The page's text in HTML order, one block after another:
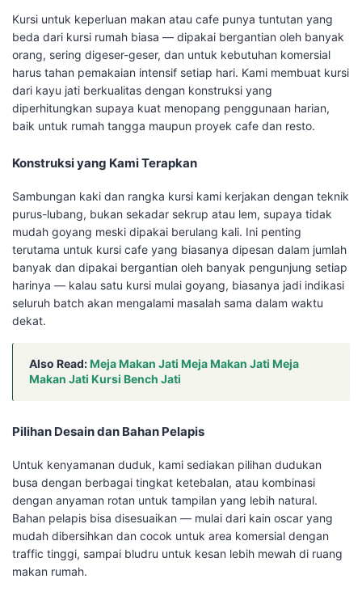
Kursi untuk keperluan makan atau cafe punya tuntutan yang
beda dari kursi rumah biasa — dipakai bergantian oleh banyak
orang, sering digeser-geser, dan untuk kebutuhan komersial
harus tahan pemakaian intensif setiap hari. Kami membuat kursi
dari kayu jati berkualitas dengan konstruksi yang
diperhitungkan supaya kuat menopang penggunaan harian,
baik untuk rumah tangga maupun proyek cafe dan resto.
Konstruksi yang Kami Terapkan
Sambungan kaki dan rangka kursi kami kerjakan dengan teknik
purus-lubang, bukan sekadar sekrup atau lem, supaya tidak
mudah goyang meski dipakai berulang kali. Ini penting
terutama untuk kursi cafe yang biasanya dipesan dalam jumlah
banyak dan dipakai bergantian oleh banyak pengunjung setiap
harinya — kalau satu kursi mulai goyang, biasanya jadi indikasi
seluruh batch akan mengalami masalah sama dalam waktu
dekat.
Also Read:Meja Makan Jati Meja Makan Jati Meja
Makan Jati Kursi Bench Jati
Pilihan Desain dan Bahan Pelapis
Untuk kenyamanan duduk, kami sediakan pilihan dudukan
busa dengan berbagai tingkat ketebalan, atau kombinasi
dengan anyaman rotan untuk tampilan yang lebih natural.
Bahan pelapis bisa disesuaikan — mulai dari kain oscar yang
mudah dibersihkan dan cocok untuk area komersial dengan
traffic tinggi, sampai bludru untuk kesan lebih mewah di ruang
makan rumah.